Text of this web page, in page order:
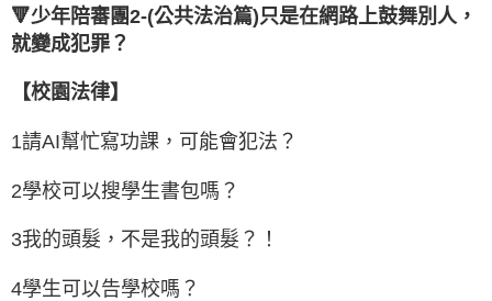
🔻少年陪審團2-(公共法治篇)只是在網路上鼓舞別人，
就變成犯罪？
【校園法律】
1請AI幫忙寫功課，可能會犯法？
2學校可以搜學生書包嗎？
3我的頭髮，不是我的頭髮？！
4學生可以告學校嗎？